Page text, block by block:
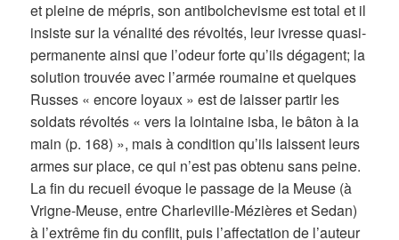
et pleine de mépris, son antibolchevisme est total et il
insiste sur la vénalité des révoltés, leur ivresse quasi-
permanente ainsi que l’odeur forte qu’ils dégagent; la
solution trouvée avec l’armée roumaine et quelques
Russes « encore loyaux » est de laisser partir les
soldats révoltés « vers la lointaine isba, le bâton à la
main (p. 168) », mais à condition qu’ils laissent leurs
armes sur place, ce qui n’est pas obtenu sans peine.
La fin du recueil évoque le passage de la Meuse (à
Vrigne-Meuse, entre Charleville-Mézières et Sedan)
à l’extrême fin du conflit, puis l’affectation de l’auteur